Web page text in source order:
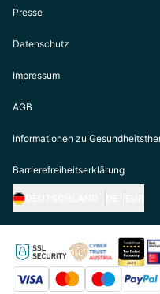
Presse
Datenschutz
Impressum
AGB
Informationen zu
Barrierefreiheitserklärung
https://biogena.com/
https://biogena.com/
https://biogena.com/de-
https://biogena.com/it-it